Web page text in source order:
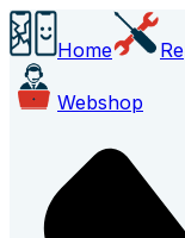
Home
Webshop